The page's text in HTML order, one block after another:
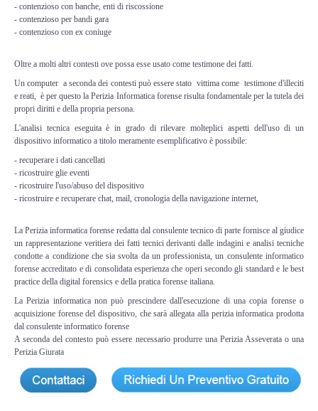
Forensics Readiness
Incident Response
Copia/Acquisizione Forense Web
Indagini persone scomparse
Remote Digital Forensics
Acquisizione Forense remota
Sblocco PIN Smartphone
Recupero dati
Prevenzione Frode
CYBER SECURITY
Security Management
- contenzioso con banche, enti di riscossione
- contenzioso per bandi gara
- contenzioso con ex coniuge
Oltre a molti altri contesti ove possa esse usato come testimone dei fatti.
Un computer a seconda dei contesti può essere stato vittima come testimone d'illeciti
e reati, è per questo la Perizia Informatica forense risulta fondamentale per la tutela dei
propri diritti e della propria persona.
L'analisi tecnica eseguita è in grado di rilevare molteplici aspetti dell'uso di un
dispositivo informatico a titolo meramente esemplificativo è possibile:
- recuperare i dati cancellati
- ricostruire glie eventi
- ricostruire l'uso/abuso del dispositivo
- ricostruire e recuperare chat, mail, cronologia della navigazione internet,
La Perizia informatica forense redatta dal consulente tecnico di parte fornisce al giudice
un rappresentazione veritiera dei fatti tecnici derivanti dalle indagini e analisi tecniche
condotte a condizione che sia svolta da un professionista, un consulente informatico
forense accreditato e di consolidata esperienza che operi secondo gli standard e le best
practice della digital forensics e della pratica forense italiana.
La Perizia informatica non può prescindere dall'esecuzione di una copia forense o
acquisizione forense del dispositivo, che sarà allegata alla perizia informatica prodotta
dal consulente informatico forense
A seconda del contesto può essere necessario produrre una Perizia Asseverata o una
Perizia Giurata